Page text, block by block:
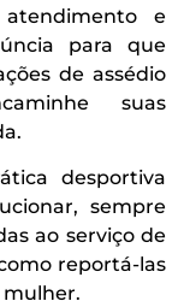
e
para que
de assédio
suas
desportiva
sempre
ao serviço de
reportá-las
mulher.